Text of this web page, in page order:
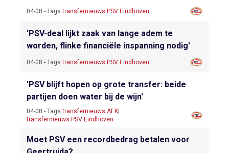
04-08 - Tags:transfernieuws PSV Eindhoven
'PSV-deal lijkt zaak van lange adem te
worden, flinke financiële inspanning nodig'
04-08 - Tags:transfernieuws PSV Eindhoven
'PSV blijft hopen op grote transfer: beide
partijen doen water bij de wijn'
04-08 - Tags:transfernieuws AEK
transfernieuws PSV Eindhoven
Moet PSV een recordbedrag betalen voor